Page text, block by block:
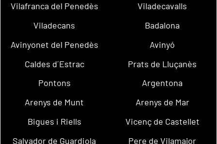
Vilafranca del Penedès
Viladecavalls
Viladecans
Badalona
Avinyonet del Penedès
Avinyó
Caldes d´Estrac
Prats de Lluçanès
Pontons
Argentona
Arenys de Munt
Arenys de Mar
Bigues i Riells
Vicenç de Castellet
Salvador de Guardiola
Pere de Vilamajor